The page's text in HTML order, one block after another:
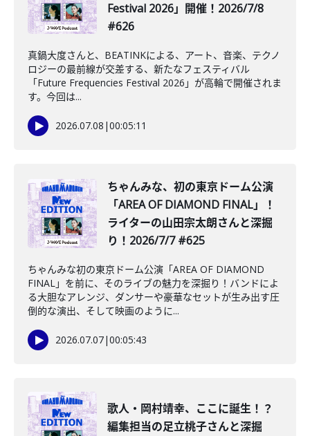
Festival 2026」開催！2026/7/8
#626
真鍋大度さんと、BEATINKによる、アート、音楽、テクノ
ロジーの最前線が交差する、新たなフェスティバル
「Future Frequencies Festival 2026」が高輪で開催されま
す。今回は...
2026.07.08 |00:05:11
️ちゃんみな、初の東京ドーム公演
「AREA OF DIAMOND FINAL」！
ライターの山田宗太朗さんと深掘
り！2026/7/7 #625
ちゃんみな初の東京ドーム公演「AREA OF DIAMOND
FINAL」を前に、そのライブの魅力を深掘り！バンドによ
る大胆なアレンジ、ダンサーや豪華なセットが生み出す圧
倒的な演出、そして映画のように...
2026.07.07|00:05:43
️歌人・岡村靖幸、ここに誕生！？
編集担当の足立桃子さんと深掘